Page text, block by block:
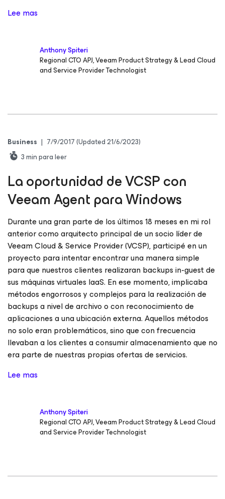
Lee mas
Anthony Spiteri
Regional CTO APJ, Veeam Product Strategy & Lead Cloud
and Service Provider Technologist
Business | 7/9/2017(Updated 21/6/2023)
3min para leer
La oportunidad de VCSP con
Veeam Agent para Windows
Durante una gran parte de los últimos 18 meses en mi rol
anterior como arquitecto principal de un socio líder de
Veeam Cloud & Service Provider (VCSP), participé en un
proyecto para intentar encontrar una manera simple
para que nuestros clientes realizaran backups in-guest de
sus máquinas virtuales IaaS. En ese momento, implicaba
métodos engorrosos y complejos para la realización de
backups a nivel de archivo o con reconocimiento de
aplicaciones a una ubicación externa. Aquellos métodos
no solo eran problemáticos, sino que con frecuencia
llevaban a los clientes a consumir almacenamiento que no
era parte de nuestras propias ofertas de servicios.
Lee mas
Anthony Spiteri
Regional CTO APJ, Veeam Product Strategy & Lead Cloud
and Service Provider Technologist